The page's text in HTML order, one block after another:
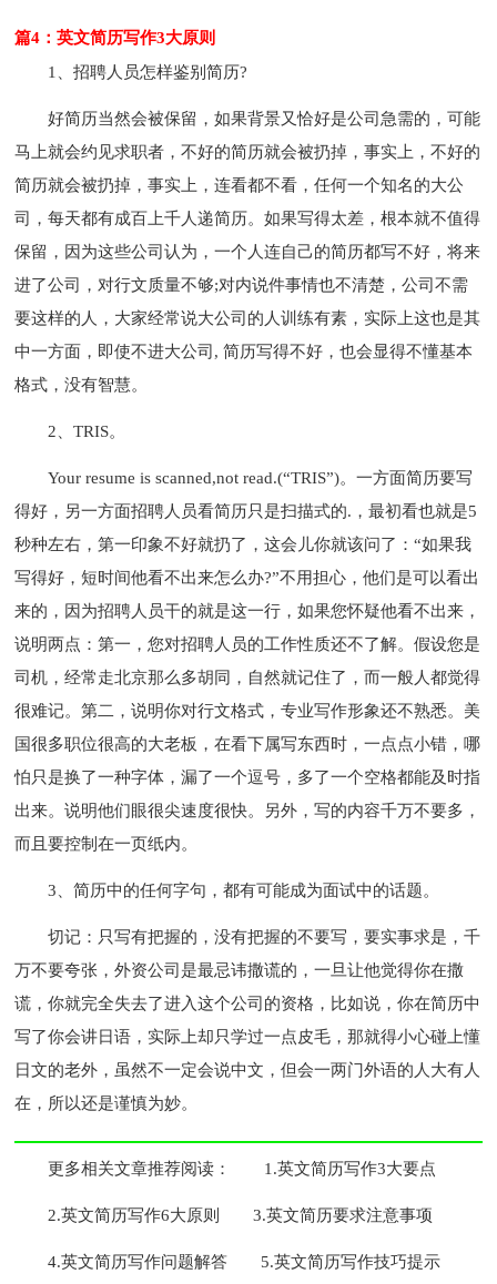
篇4：英文简历写作3大原则
1、招聘人员怎样鉴别简历?
好简历当然会被保留，如果背景又恰好是公司急需的，可能
马上就会约见求职者，不好的简历就会被扔掉，事实上，不好的
简历就会被扔掉，事实上，连看都不看，任何一个知名的大公
司，每天都有成百上千人递简历。如果写得太差，根本就不值得
保留，因为这些公司认为，一个人连自己的简历都写不好，将来
进了公司，对行文质量不够;对内说件事情也不清楚，公司不需
要这样的人，大家经常说大公司的人训练有素，实际上这也是其
中一方面，即使不进大公司, 简历写得不好，也会显得不懂基本
格式，没有智慧。
2、TRIS。
Your resume is scanned,not read.(“TRIS”)。一方面简历要写
得好，另一方面招聘人员看简历只是扫描式的.，最初看也就是5
秒种左右，第一印象不好就扔了，这会儿你就该问了：“如果我
写得好，短时间他看不出来怎么办?”不用担心，他们是可以看出
来的，因为招聘人员干的就是这一行，如果您怀疑他看不出来，
说明两点：第一，您对招聘人员的工作性质还不了解。假设您是
司机，经常走北京那么多胡同，自然就记住了，而一般人都觉得
很难记。第二，说明你对行文格式，专业写作形象还不熟悉。美
国很多职位很高的大老板，在看下属写东西时，一点点小错，哪
怕只是换了一种字体，漏了一个逗号，多了一个空格都能及时指
出来。说明他们眼很尖速度很快。另外，写的内容千万不要多，
而且要控制在一页纸内。
3、简历中的任何字句，都有可能成为面试中的话题。
切记：只写有把握的，没有把握的不要写，要实事求是，千
万不要夸张，外资公司是最忌讳撒谎的，一旦让他觉得你在撒
谎，你就完全失去了进入这个公司的资格，比如说，你在简历中
写了你会讲日语，实际上却只学过一点皮毛，那就得小心碰上懂
日文的老外，虽然不一定会说中文，但会一两门外语的人大有人
在，所以还是谨慎为妙。
更多相关文章推荐阅读： 1.英文简历写作3大要点
2.英文简历写作6大原则 3.英文简历要求注意事项
4.英文简历写作问题解答 5.英文简历写作技巧提示